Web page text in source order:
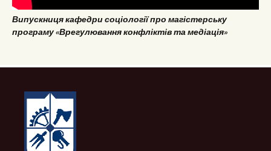
Випускниця кафедри соціології про магістерську
програму «Врегулювання конфліктів та медіація»